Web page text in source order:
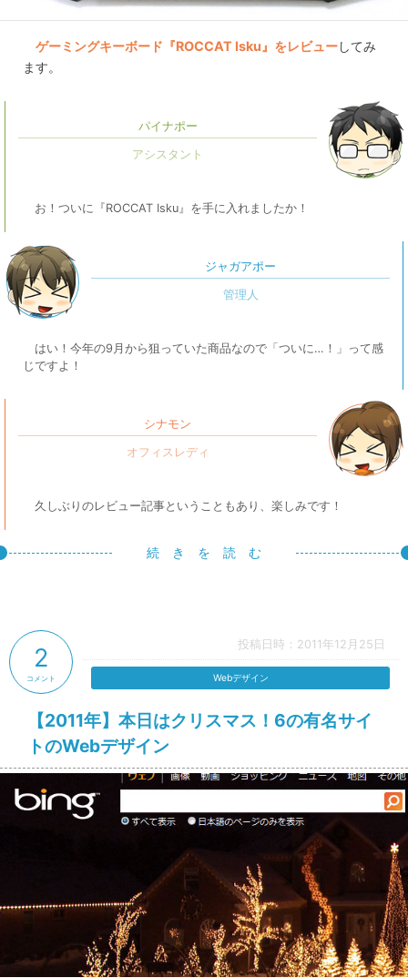
ゲーミングキーボード『ROCCAT Isku』をレビューしてみ
ます。
パイナポー
お！ついに『ROCCAT Isku』を手に入れましたか！
ジャガアポー
はい！今年の9月から狙っていた商品なので「ついに…！」って感
じですよ！
シナモン
久しぶりのレビュー記事ということもあり、楽しみです！
続 き を 読 む
投稿日時：2011年12月25日
【2011年】本日はクリスマス！6の有名サイ
トのWebデザイン
2
コメント Webデザイン